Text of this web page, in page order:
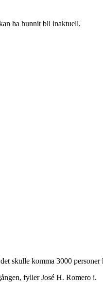
ha hunnit bli inaktuell.
skulle komma 3000
fyller José H. Romero i.